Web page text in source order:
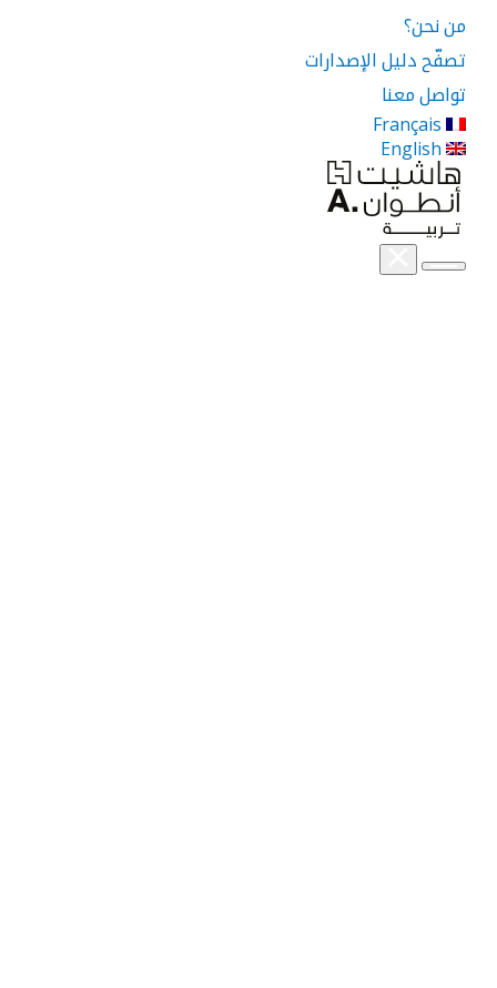
من نحن؟
تصفّح دليل الإصدارات
تواصل معنا
Français
English